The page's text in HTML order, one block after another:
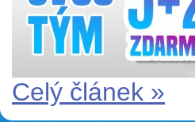
Celý článek »